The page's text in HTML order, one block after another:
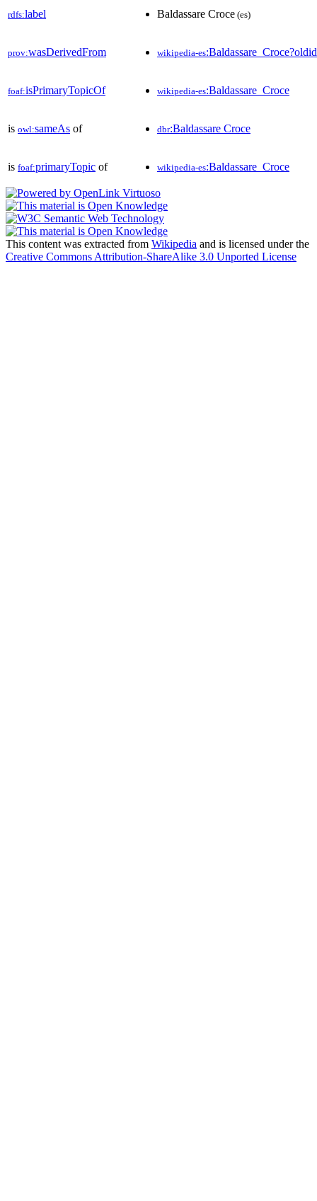
rdfs:label Baldassare Croce (es)
prov:wasDerivedFrom wikipedia-es
foaf:isPrimaryTopicOf wikipedia-es:Baldassare_Croce
is owl:sameAs of dbr:Baldassare Croce
is foaf:primaryTopic of wikipedia-es:Baldassare_Croce
This content was extracted from Wikipedia and is licensed under the
Creative Commons Attribution-ShareAlike 3.0 Unported License